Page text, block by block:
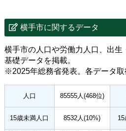
横手市に関するデータ
横手市の人口や労働力人口、出生
基礎データを掲載。
※2025年総務省発表。各データ取
人口 85555人(468位)
15歳未満人口 8532人(10%)